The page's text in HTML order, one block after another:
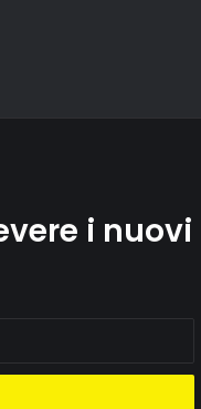
i nuovi